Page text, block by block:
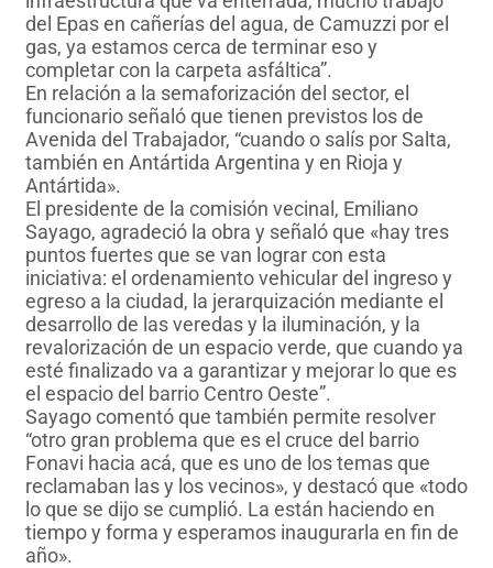
del Epas en cañerías del agua, de Camuzzi por el
gas, ya estamos cerca de terminar eso y
completar con la carpeta asfáltica”.
En relación a la semaforización del sector, el
funcionario señaló que tienen previstos los de
Avenida del Trabajador, “cuando o salís por Salta,
también en Antártida Argentina y en Rioja y
Antártida».
El presidente de la comisión vecinal, Emiliano
Sayago, agradeció la obra y señaló que «hay tres
puntos fuertes que se van lograr con esta
iniciativa: el ordenamiento vehicular del ingreso y
egreso a la ciudad, la jerarquización mediante el
desarrollo de las veredas y la iluminación, y la
revalorización de un espacio verde, que cuando ya
esté finalizado va a garantizar y mejorar lo que es
el espacio del barrio Centro Oeste”.
Sayago comentó que también permite resolver
“otro gran problema que es el cruce del barrio
Fonavi hacia acá, que es uno de los temas que
reclamaban las y los vecinos», y destacó que «todo
lo que se dijo se cumplió. La están haciendo en
tiempo y forma y esperamos inaugurarla en fin de
año».